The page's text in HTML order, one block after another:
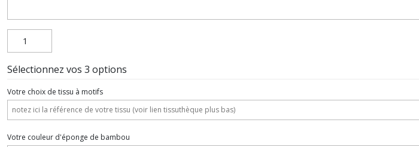
Sélectionnez vos 3 options
Votre choix de tissu à motifs
Votre couleur d'éponge de bambou